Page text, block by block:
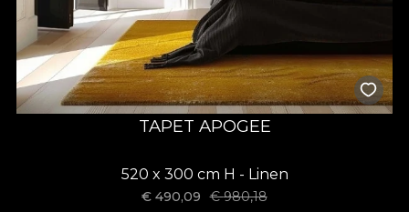
TAPET APOGEE
520 x 300 cm H - Linen
€490,09 €980,18